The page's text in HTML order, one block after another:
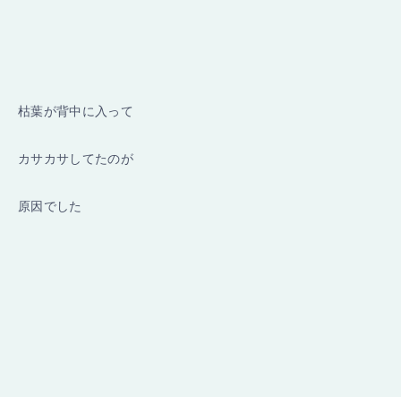
枯葉が背中に入って
カサカサしてたのが
原因でした